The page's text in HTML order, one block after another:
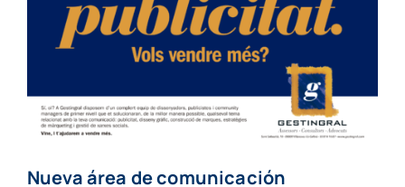
Nueva área de comunicación